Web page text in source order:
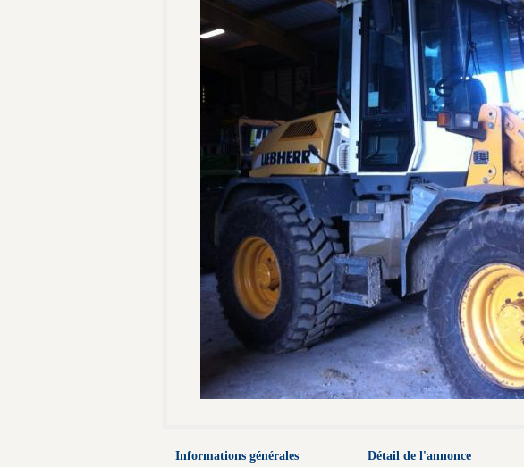
Informations générales Détail de l'annonce